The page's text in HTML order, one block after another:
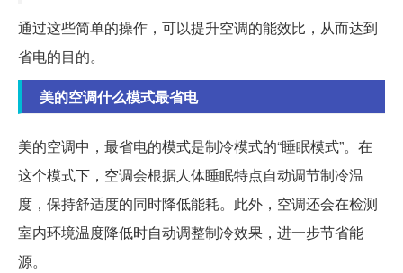
通过这些简单的操作，可以提升空调的能效比，从而达到
省电的目的。
美的空调什么模式最省电
美的空调中，最省电的模式是制冷模式的“睡眠模式”。在
这个模式下，空调会根据人体睡眠特点自动调节制冷温
度，保持舒适度的同时降低能耗。此外，空调还会在检测
室内环境温度降低时自动调整制冷效果，进一步节省能
源。